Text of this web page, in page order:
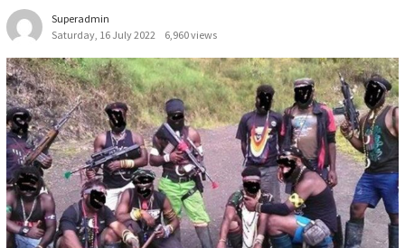
Superadmin
Saturday, 16 July 2022
6,960 views